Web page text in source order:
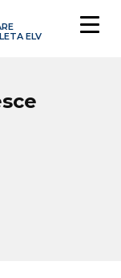
ELV